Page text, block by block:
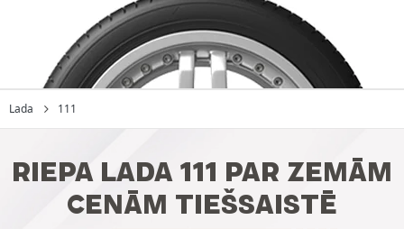
Lada 111
RIEPA LADA 111 PAR ZEMĀM
CENĀM TIEŠSAISTĒ